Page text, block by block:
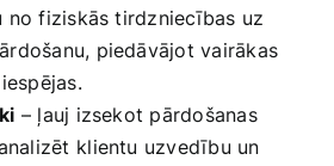
no fiziskās tirdzniecības uz
piedāvājot vairākas
– ļauj izsekot ‍pārdošanas
klientu uzvedību un